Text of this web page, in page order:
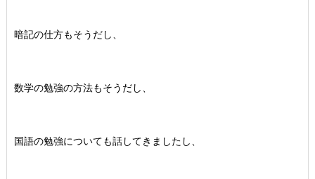
暗記の仕方もそうだし、
数学の勉強の方法もそうだし、
国語の勉強についても話してきましたし、